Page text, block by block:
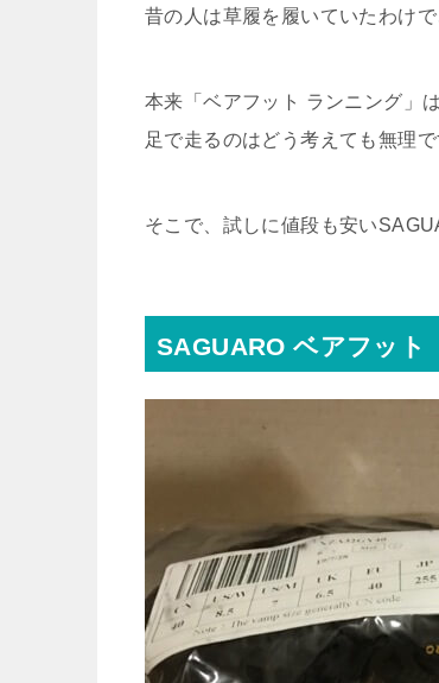
昔の人は草履を履いていたわけ
本来「ベアフット ランニング」
足で走るのはどう考えても無理で
そこで、試しに値段も安い
SAGUARO ベアフット